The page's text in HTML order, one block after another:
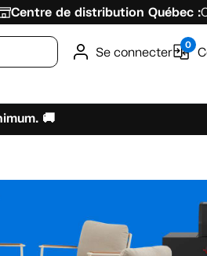
Centre de distribution Québec :
Se connecter 0
🚚